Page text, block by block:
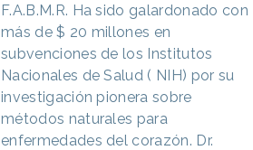
F.A.B.M.R. Ha sido galardonado con
más de $ 20 millones en
subvenciones de los Institutos
Nacionales de Salud ( NIH) por su
investigación pionera sobre
métodos naturales para
enfermedades del corazón. Dr.